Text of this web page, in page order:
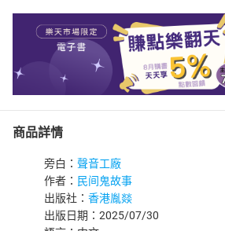
商品詳情
旁白： 聲音工廠
作者： 民间鬼故事
出版社： 香港胤燚
出版日期：2025/07/30